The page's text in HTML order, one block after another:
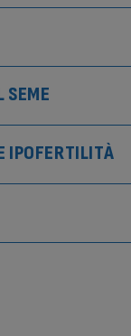
SEME
IPOFERTILITÀ